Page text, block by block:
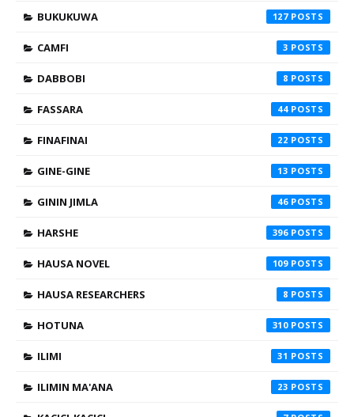
BUKUKUWA 127
CAMFI 3
DABBOBI 8
FASSARA 44
FINAFINAI 22
GINE-GINE 13
GININ JIMLA 46
HARSHE 396
HAUSA NOVEL 109
HAUSA RESEARCHERS 8
HOTUNA 310
ILIMI 31
ILIMIN MA'ANA 23